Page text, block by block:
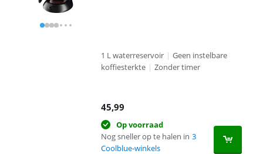
1 L waterreservoir | Geen instelbare
koffiesterkte | Zonder timer
45,99
Op voorraad
Nog sneller op te halen in 3
Coolblue-winkels